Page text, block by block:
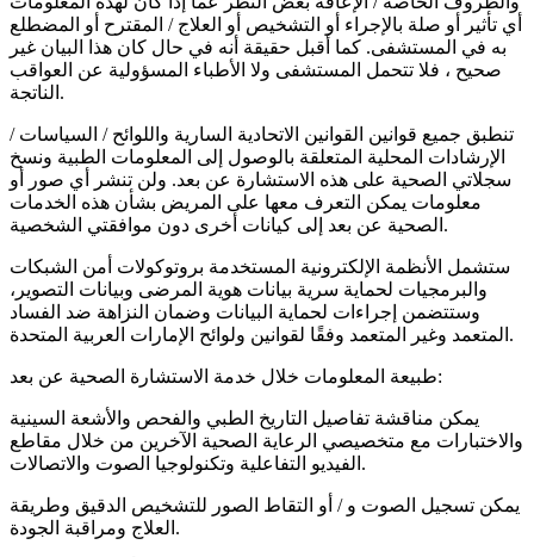
أي تأثير أو صلة بالإجراء أو التشخيص أو العلاج / المقترح أو المضطلع
به في المستشفى. كما أقبل حقيقة أنه في حال كان هذا البيان غير
صحيح ، فلا تتحمل المستشفى ولا الأطباء المسؤولية عن العواقب
الناتجة.
تنطبق جميع قوانين القوانين الاتحادية السارية واللوائح / السياسات /
الإرشادات المحلية المتعلقة بالوصول إلى المعلومات الطبية ونسخ
سجلاتي الصحية على هذه الاستشارة عن بعد. ولن تنشر أي صور أو
معلومات يمكن التعرف معها على المريض بشأن هذه الخدمات
الصحية عن بعد إلى كيانات أخرى دون موافقتي الشخصية.
ستشمل الأنظمة الإلكترونية المستخدمة بروتوكولات أمن الشبكات
والبرمجيات لحماية سرية بيانات هوية المرضى وبيانات التصوير،
وستتضمن إجراءات لحماية البيانات وضمان النزاهة ضد الفساد
المتعمد وغير المتعمد وفقًا لقوانين ولوائح الإمارات العربية المتحدة.
طبيعة المعلومات خلال خدمة الاستشارة الصحية عن بعد:
يمكن مناقشة تفاصيل التاريخ الطبي والفحص والأشعة السينية
والاختبارات مع متخصيصي الرعاية الصحية الآخرين من خلال مقاطع
الفيديو التفاعلية وتكنولوجيا الصوت والاتصالات.
يمكن تسجيل الصوت و / أو التقاط الصور للتشخيص الدقيق وطريقة
العلاج ومراقبة الجودة.